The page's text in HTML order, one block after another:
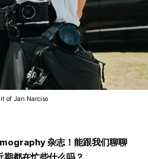
of Jan Narciso
杂志！能跟我们聊聊